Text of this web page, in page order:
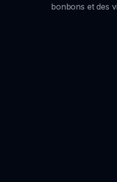
bonbons et des